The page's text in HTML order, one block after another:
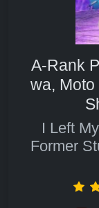
A-Rank
wa,
I Left
Former